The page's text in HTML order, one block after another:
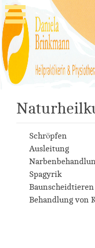
Schröpfen
Ausleitung
Spagyrik
Baunscheidtieren
Behandlung von